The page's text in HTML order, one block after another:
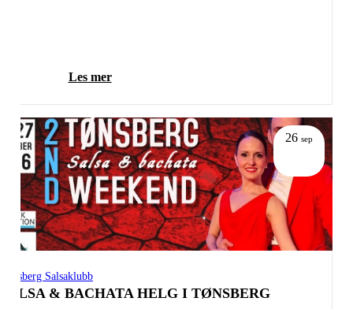
Les mer
Tønsberg Salsaklubb
SALSA & BACHATA HELG I TØNSBERG
26 sep